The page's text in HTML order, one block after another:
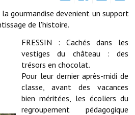
gourmandise devenient un support
de l'histoire.
FRESSIN : Cachés dans les
vestiges du château : des
trésors en chocolat.
Pour leur dernier après-midi de
classe, avant des vacances
bien méritées, les écoliers du
regroupement pédagogique